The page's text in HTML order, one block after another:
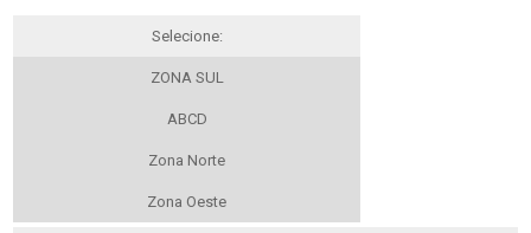
Selecione:
ZONA SUL
ABCD
Zona Norte
Zona Oeste